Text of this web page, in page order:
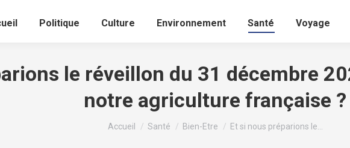
Politique Culture Environnement Santé Voyage
le réveillon du 31 décembre
notre agriculture française ?
Vous êtes ici :
Accueil Santé Bien-Etre Et si nous préparions le…